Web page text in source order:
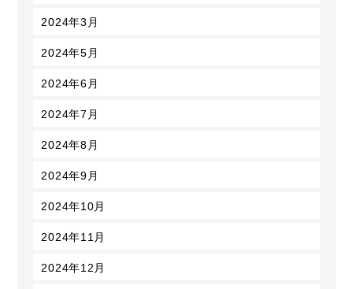
2024年3月
2024年5月
2024年6月
2024年7月
2024年8月
2024年9月
2024年10月
2024年11月
2024年12月